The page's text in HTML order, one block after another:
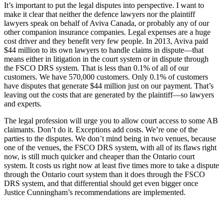
It’s important to put the legal disputes into perspective. I want to
make it clear that neither the defence lawyers nor the plaintiff
lawyers speak on behalf of Aviva Canada, or probably any of our
other companion insurance companies. Legal expenses are a huge
cost driver and they benefit very few people. In 2013, Aviva paid
$44 million to its own lawyers to handle claims in dispute—that
means either in litigation in the court system or in dispute through
the FSCO DRS system. That is less than 0.1% of all of our
customers. We have 570,000 customers. Only 0.1% of customers
have disputes that generate $44 million just on our payment. That’s
leaving out the costs that are generated by the plaintiff—so lawyers
and experts.
The legal profession will urge you to allow court access to some AB
claimants. Don’t do it. Exceptions add costs. We’re one of the
parties to the disputes. We don’t mind being in two venues, because
one of the venues, the FSCO DRS system, with all of its flaws right
now, is still much quicker and cheaper than the Ontario court
system. It costs us right now at least five times more to take a dispute
through the Ontario court system than it does through the FSCO
DRS system, and that differential should get even bigger once
Justice Cunningham’s recommendations are implemented.